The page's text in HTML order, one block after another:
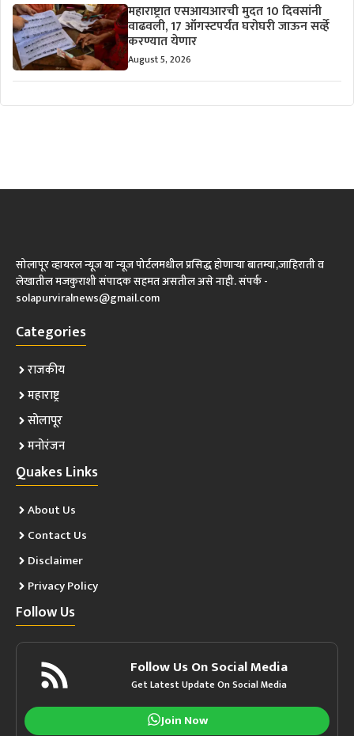
महाराष्ट्रात एसआयआरची मुदत 10 दिवसांनी
वाढवली, 17 ऑगस्टपर्यंत घरोघरी जाऊन सर्व्हे
करण्यात येणार
August 5, 2026
सोलापूर व्हायरल न्यूज या न्यूज पोर्टलमधील प्रसिद्ध होणाऱ्या बातम्या,जाहिराती व
लेखातील मजकुराशी संपादक सहमत असतील असे नाही. संपर्क -
solapurviralnews@gmail.com
Categories
राजकीय
महाराष्ट्र
सोलापूर
मनोरंजन
Quakes Links
About Us
Contact Us
Disclaimer
Privacy Policy
Follow Us
Follow Us On Social Media
Get Latest Update On Social Media
Join Now